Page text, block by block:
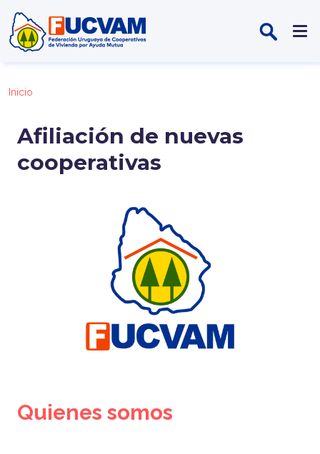
Inicio
Afiliación de nuevas
cooperativas
Quienes somos